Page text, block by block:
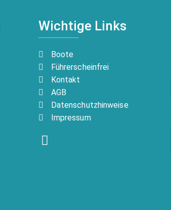
Wichtige Links
Boote
Führerscheinfrei
Kontakt
AGB
Datenschutzhinweise
Impressum